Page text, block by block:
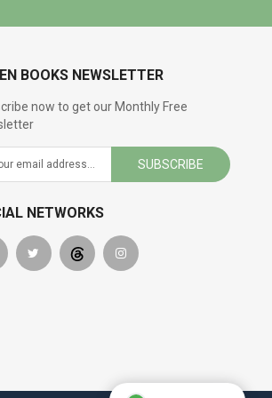
BOOKS NEWSLETTER
now to get our Monthly Free
SUBSCRIBE
NETWORKS